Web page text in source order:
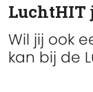
LuchtHIT
Wil jij ook
kan bij de